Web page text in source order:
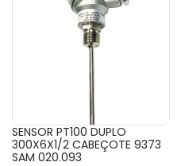
SENSOR PT100 DUPLO
300X6X1/2 CABEÇOTE 9373
SAM 020.093